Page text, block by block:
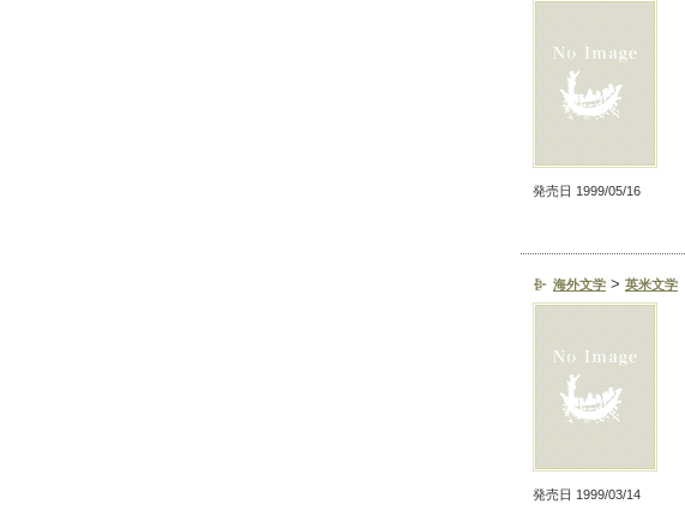
発売日 1999/05/16
海外文学 > 英米文学
発売日 1999/03/14